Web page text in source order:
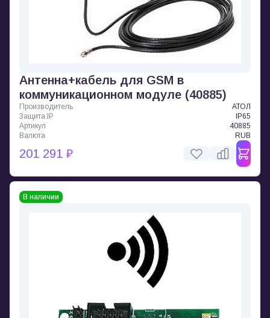
Антенна+кабель для GSM в
коммуникационном модуле (40885)
Производитель
АТОЛ
Защита IP
IP65
Артикул
40885
Валюта
RUB
201 291 ₽
В наличии